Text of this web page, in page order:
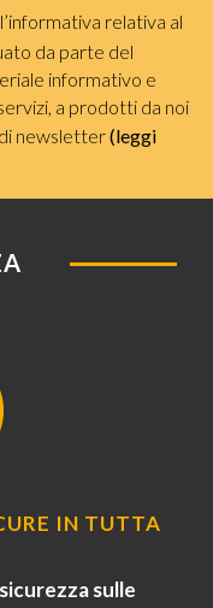
relativa al
da parte del
informativo e
a prodotti da noi
newsletter(leggi
IN TUTTA
sulle